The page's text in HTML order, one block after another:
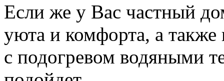
Если же у Вас частный
уюта и комфорта, а также
с подогревом водяными